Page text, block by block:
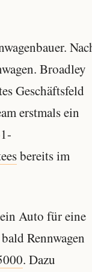
Broadley
Geschäftsfeld
erstmals ein
bereits im
Auto für eine
Rennwagen
. Dazu